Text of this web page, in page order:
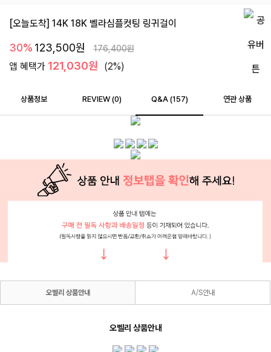
[오늘도착] 14K 18K 벨라심플컷팅 링귀걸이
30% 123,500원 176,400원
앱 혜택가 121,030원 (2%)
상품정보 REVIEW (0) Q&A (157) 연관 상품
오벨리 상품안내 A/S안내
오벨리 상품안내